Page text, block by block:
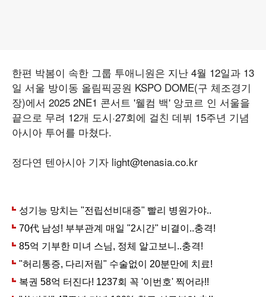
한편 박봄이 속한 그룹 투애니원은 지난 4월 12일과 13
일 서울 방이동 올림픽공원 KSPO DOME(구 체조경기
장)에서 2025 2NE1 콘서트 '웰컴 백' 앙코르 인 서울을
끝으로 무려 12개 도시·27회에 걸친 데뷔 15주년 기념
아시아 투어를 마쳤다.
정다연 텐아시아 기자 light@tenasia.co.kr